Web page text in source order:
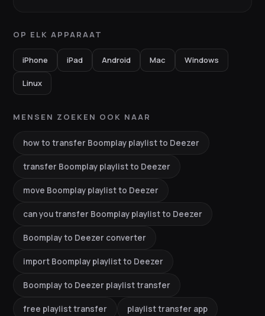
OP ELK APPARAAT
iPhone iPad Android Mac Windows
Linux
MENSEN ZOEKEN OOK NAAR
how to transfer Boomplay playlist to Deezer
transfer Boomplay playlist to Deezer
move Boomplay playlist to Deezer
can you transfer Boomplay playlist to Deezer
Boomplay to Deezer converter
import Boomplay playlist to Deezer
Boomplay to Deezer playlist transfer
free playlist transfer playlist transfer app